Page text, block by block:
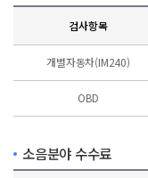
검사항목
개별자동차(IM240)
OBD
소음분야 수수료